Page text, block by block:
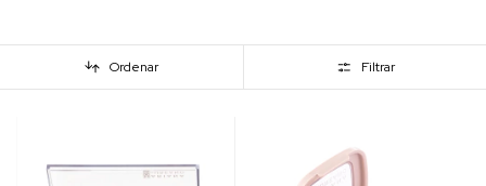
Ordenar Filtrar